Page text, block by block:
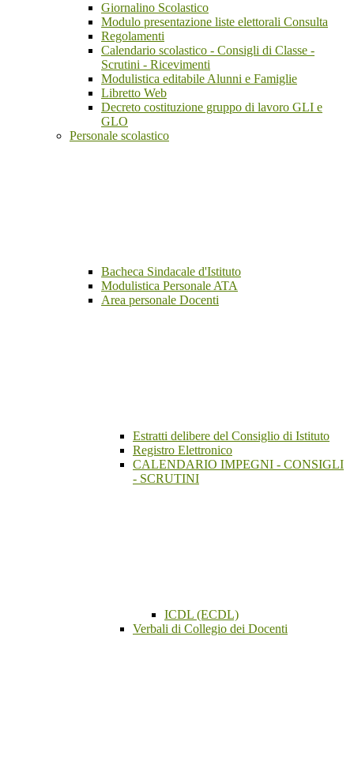
Giornalino Scolastico
Modulo presentazione liste elettorali Consulta
Regolamenti
Calendario scolastico - Consigli di Classe -
Scrutini - Ricevimenti
Modulistica editabile Alunni e Famiglie
Libretto Web
Decreto costituzione gruppo di lavoro GLI e
GLO
Personale scolastico
Bacheca Sindacale d'Istituto
Modulistica Personale ATA
Area personale Docenti
Estratti delibere del Consiglio di Istituto
Registro Elettronico
CALENDARIO IMPEGNI - CONSIGLI
- SCRUTINI
ICDL (ECDL)
Verbali di Collegio dei Docenti